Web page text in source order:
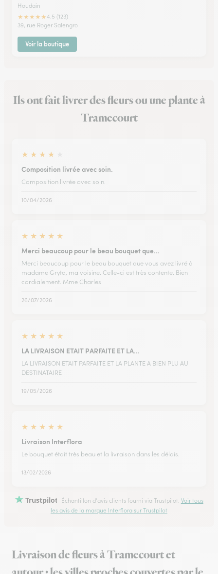
Houdain
★★★★★4.5 (123)
39, rue Roger Salengro
Voir la boutique
Ils ont fait livrer des fleurs ou une plante à
Tramecourt
★ ★ ★ ★
Composition livrée avec soin.
Composition livrée avec soin.
10/04/2026
★ ★ ★ ★ ★
Merci beaucoup pour le beau bouquet que…
Merci beaucoup pour le beau bouquet que vous avez livré à
madame Gryta, ma voisine. Celle-ci est très contente. Bien
cordialement. Mme Charles
26/07/2026
★ ★ ★ ★ ★
LA LIVRAISON ETAIT PARFAITE ET LA…
LA LIVRAISON ETAIT PARFAITE ET LA PLANTE A BIEN PLU AU
DESTINATAIRE
19/05/2026
★ ★ ★ ★ ★
Livraison Interflora
Le bouquet était très beau et la livraison dans les délais.
13/02/2026
Trustpilot Échantillon d'avis clients fourni via Trustpilot. Voir tous
les avis de la marque Interflora sur Trustpilot
Livraison de fleurs à Tramecourt et